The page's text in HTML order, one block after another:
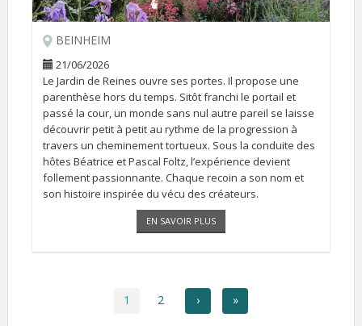
BEINHEIM
21/06/2026
Le Jardin de Reines ouvre ses portes. Il propose une
parenthèse hors du temps. Sitôt franchi le portail et
passé la cour, un monde sans nul autre pareil se laisse
découvrir petit à petit au rythme de la progression à
travers un cheminement tortueux. Sous la conduite des
hôtes Béatrice et Pascal Foltz, l’expérience devient
follement passionnante. Chaque recoin a son nom et
son histoire inspirée du vécu des créateurs.
Il peut se visiter sur RDV du 26 avril au 19 juillet et du 15
EN SAVOIR PLUS
1 2 › »